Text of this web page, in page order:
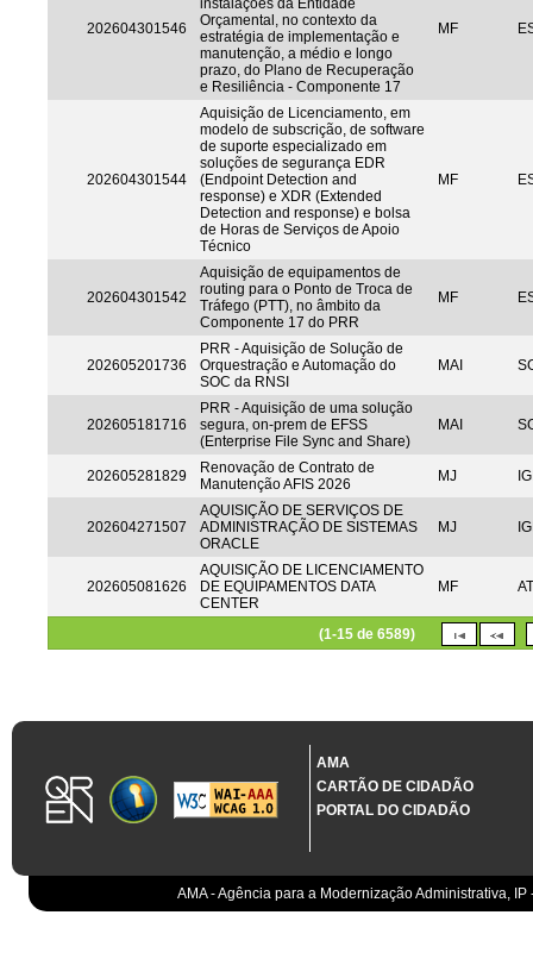
202604301546
instalações da Entidade
Orçamental, no contexto da
estratégia de implementação e
manutenção, a médio e longo
prazo, do Plano de Recuperação
e Resiliência - Componente 17
MF
202604301544
Aquisição de Licenciamento, em
modelo de subscrição, de software
de suporte especializado em
soluções de segurança EDR
(Endpoint Detection and
response) e XDR (Extended
Detection and response) e bolsa
de Horas de Serviços de Apoio
Técnico
MF
202604301542
Aquisição de equipamentos de
routing para o Ponto de Troca de
Tráfego (PTT), no âmbito da
Componente 17 do PRR
MF
202605201736
PRR - Aquisição de Solução de
Orquestração e Automação do
SOC da RNSI
MAI
202605181716
PRR - Aquisição de uma solução
segura, on-prem de EFSS
(Enterprise File Sync and Share)
MAI
202605281829
Renovação de Contrato de
Manutenção AFIS 2026
MJ
202604271507
AQUISIÇÃO DE SERVIÇOS DE
ADMINISTRAÇÃO DE SISTEMAS
ORACLE
MJ
202605081626
AQUISIÇÃO DE LICENCIAMENTO
DE EQUIPAMENTOS DATA
CENTER
MF AT
(1-15 de 6589)
AMA
CARTÃO DE CIDADÃO
PORTAL DO CIDADÃO
AMA - Agência para a Modernização Administrativa,